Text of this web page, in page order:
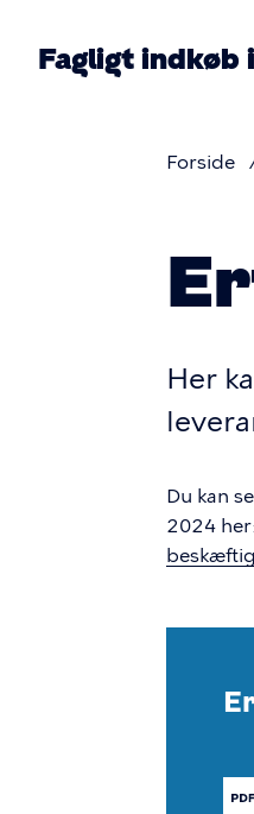
hovedindhold
Fagligt indkøb
Forside
Her
Du kan
2024